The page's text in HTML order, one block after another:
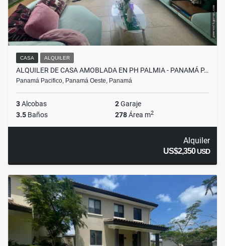
CASA ALQUILER
ALQUILER DE CASA AMOBLADA EN PH PALMIA - PANAMÁ P…
Panamá Pacifico, Panamá Oeste, Panamá
3Alcobas 2Garaje
3.5 Baños 278Área m2
Alquiler
US$2,350USD